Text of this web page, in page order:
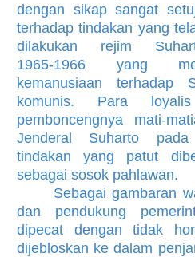
dengan sikap sangat
terhadap tindakan yang
dilakukan rejim
1965-1966 yang
kemanusiaan terhadap
komunis. Para
pemboncengnya mati-
Jenderal Suharto
tindakan yang patut
sebagai sosok pahlawan.
Sebagai gambaran
dan pendukung
dipecat dengan tidak
dijebloskan ke dalam